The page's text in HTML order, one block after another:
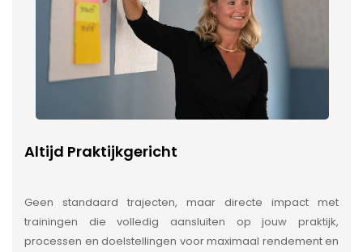
Altijd Praktijkgericht
Geen standaard trajecten, maar directe impact met
trainingen die volledig aansluiten op jouw praktijk,
processen en doelstellingen voor maximaal rendement en